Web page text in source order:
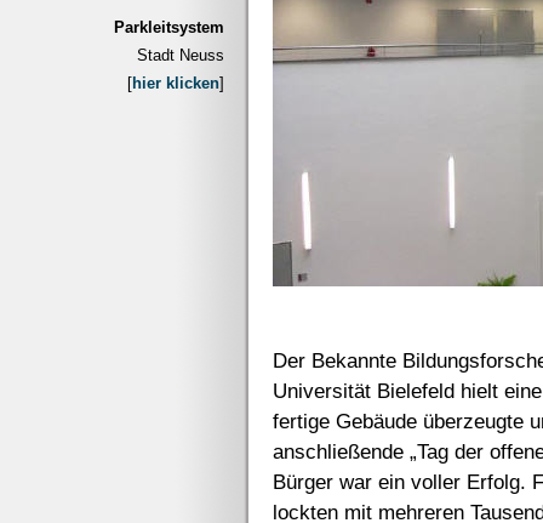
Parkleitsystem
Stadt Neuss
[hier klicken]
Der Bekannte
Universität Bielefeld hielt
fertige Gebäude überzeugte
anschließende „Tag der
Bürger war ein voller Erfolg.
lockten mit mehreren